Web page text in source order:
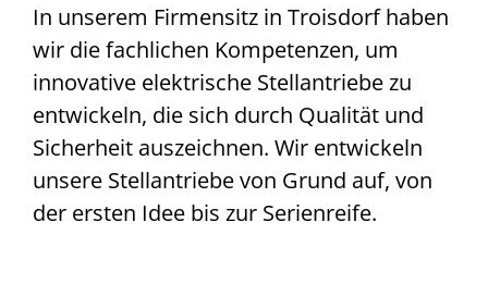
In unserem Firmensitz in Troisdorf haben
wir die fachlichen Kompetenzen, um
innovative elektrische Stellantriebe zu
entwickeln, die sich durch Qualität und
Sicherheit auszeichnen. Wir entwickeln
unsere Stellantriebe von Grund auf, von
der ersten Idee bis zur Serienreife.